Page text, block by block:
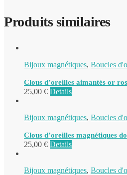
Produits similaires
Bijoux magnétiques, Boucles
Clous d’oreilles aimantés or
25,00 € Details
Bijoux magnétiques, Boucles
Clous d’oreilles magnétiques
25,00 € Details
Bijoux magnétiques, Boucles